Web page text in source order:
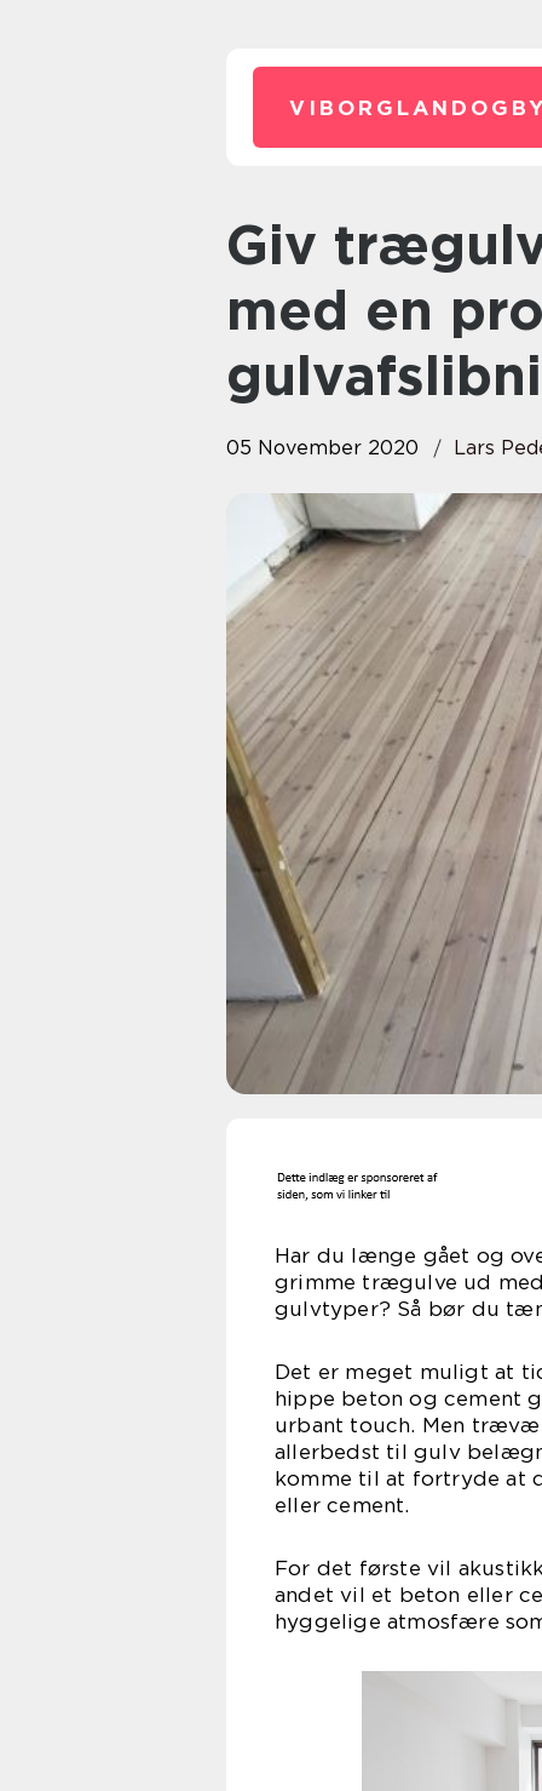
Giv trægulvet en chance mere
med en
05 November 2020 Lars
Har du længe gået og
grimme trægulve ud
gulvtyper? Så bør du
Det er meget muligt at
hippe beton og cement
urbant touch. Men
allerbedst til gulv
komme til at fortryde at
eller cement.
For det første vil
andet vil et beton eller
hyggelige atmosfære